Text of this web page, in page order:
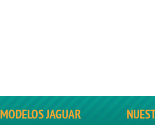
MODELOS JAGUAR